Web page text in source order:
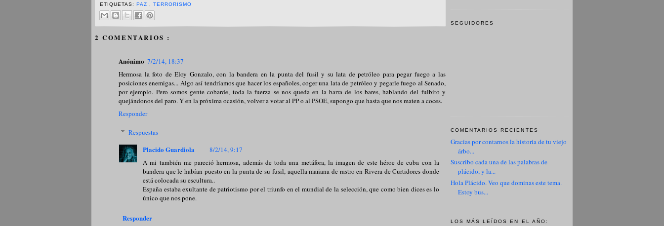
ETIQUETAS:PAZ ,TERRORISMO
2 COMENTARIOS :
Anónimo 7/2/14, 18:37
Hermosa la foto de Eloy Gonzalo, con la bandera en la punta del fusil y su lata de petróleo para pegar fuego a las
posiciones enemigas... Algo así tendríamos que hacer los españoles, coger una lata de petróleo y pegarle fuego al Senado,
por ejemplo. Pero somos gente cobarde, toda la fuerza se nos queda en la barra de los bares, hablando del fulbito y
quejándonos del paro. Y en la próxima ocasión, volver a votar al PP o al PSOE, supongo que hasta que nos maten a coces.
Responder
Respuestas
Placido Guardiola
8/2/14, 9:17
A mi también me pareció hermosa, además de toda una metáfora, la imagen de este héroe de cuba con la
bandera que le habían puesto en la punta de su fusil, aquella mañana de rastro en Rivera de Curtidores donde
está colocada su escultura..
España estaba exultante de patriotismo por el triunfo en el mundial de la selección, que como bien dices es lo
único que nos pone.
Responder
SEGUIDORES
COMENTARIOS RECIENTES
Gracias por contarnos la historia de tu viejo
árbo...
Suscribo cada una de las palabras de
plácido, y la...
Hola Plácido. Veo que dominas este tema.
Estoy bus...
LOS MÁS LEÍDOS EN EL AÑO: